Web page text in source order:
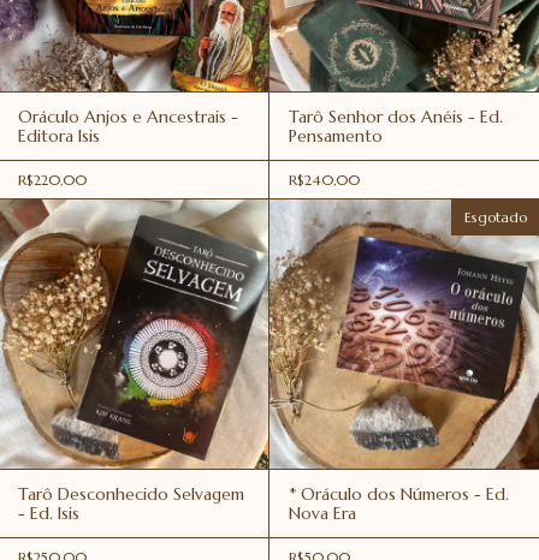
Oráculo Anjos e Ancestrais -
Editora Isis
R$220,00
Tarô Senhor dos Anéis - Ed.
Pensamento
R$240,00
Tarô Desconhecido Selvagem
- Ed. Isis
Esgotado
* Oráculo dos Números - Ed.
Nova Era